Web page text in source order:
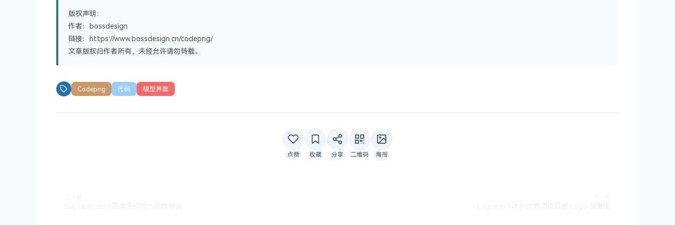
版权声明：
作者：bossdesign
链接：https://www.bossdesign.cn/codepng/
文章版权归作者所有，未经允许请勿转载。
Codepng 代码 模型界面
点赞 收藏 分享 二维码 海报